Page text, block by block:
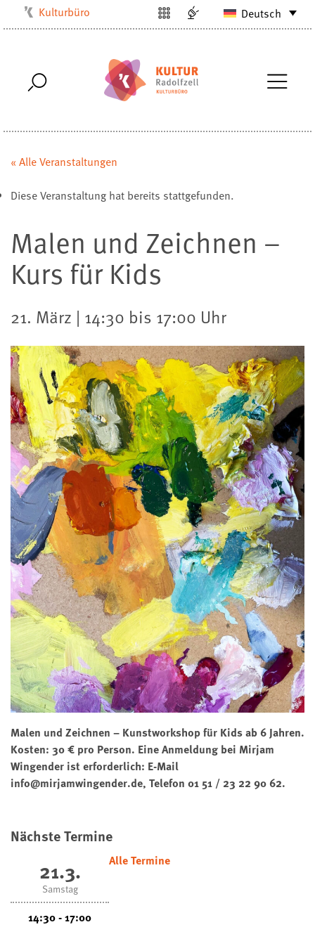
Kulturbüro
Stadtarchiv
Stadtbibliothek
Villa Bosch
Deutsch
« Alle Veranstaltungen
Diese Veranstaltung hat bereits stattgefunden.
Malen und Zeichnen –
Kurs für Kids
21. März | 14:30 bis 17:00 Uhr
Malen und Zeichnen – Kunstworkshop für Kids ab 6 Jahren.
Kosten: 30 € pro Person. Eine Anmeldung bei Mirjam
Wingender ist erforderlich: E-Mail
info@mirjamwingender.de, Telefon 01 51 / 23 22 90 62.
Nächste Termine
21.3.
Samstag
14:30 - 17:00
Alle Termine